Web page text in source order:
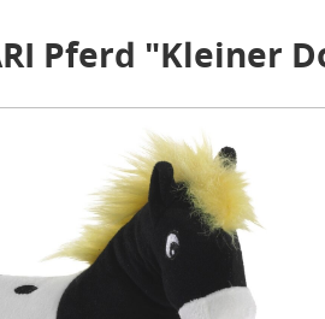
Pferd "Kleiner